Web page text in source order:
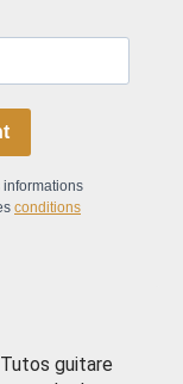
informations
conditions
guitare